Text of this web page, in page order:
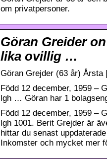
om privatpersoner.
Göran Greider
lika ovillig …
Göran Grejder (63 år) Årsta
Född 12 december, 1959 –
lgh … Göran har 1
Född 12 december, 1959 –
lgh 1001. Berit Grejder är
hittar du senast
Inkomster och mycket mer